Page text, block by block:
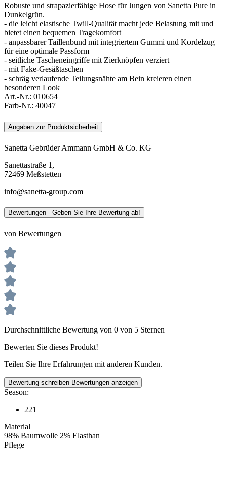
Robuste und strapazierfähige Hose für Jungen von Sanetta Pure in
Dunkelgrün.
- die leicht elastische Twill-Qualität macht jede Belastung mit und
bietet einen bequemen Tragekomfort
- anpassbarer Taillenbund mit integriertem Gummi und Kordelzug
für eine optimale Passform
- seitliche Tascheneingriffe mit Zierknöpfen verziert
- mit Fake-Gesäßtaschen
- schräg verlaufende Teilungsnähte am Bein kreieren einen
besonderen Look
Art.-Nr.: 010654
Farb-Nr.: 40047
Angaben zur Produktsicherheit
Sanetta Gebrüder Ammann GmbH & Co. KG
Sanettastraße 1,
72469 Meßstetten
info@sanetta-group.com
Bewertungen - Geben Sie Ihre Bewertung ab!
von Bewertungen
Durchschnittliche Bewertung von 0 von 5 Sternen
Bewerten Sie dieses Produkt!
Teilen Sie Ihre Erfahrungen mit anderen Kunden.
Bewertung schreiben Bewertungen anzeigen
Season:
221
Material
98% Baumwolle 2% Elasthan
Pflege